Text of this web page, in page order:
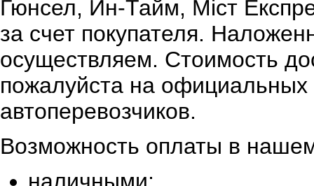
Гюнсел, Ин-Тайм, Міст
за счет покупателя.
осуществляем. Стоимость
пожалуйста на официальных
автоперевозчиков.
Возможность оплаты в